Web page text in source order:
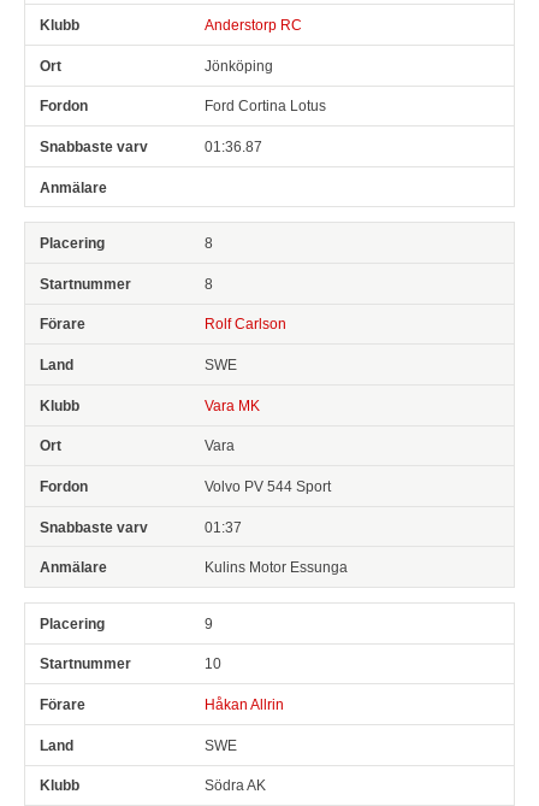
Anderstorp RC
Jönköping
Ford Cortina Lotus
01:36.87
8
8
Rolf Carlson
SWE
Vara MK
Vara
Volvo PV 544 Sport
01:37
Kulins Motor Essunga
9
10
Håkan Allrin
SWE
Södra AK